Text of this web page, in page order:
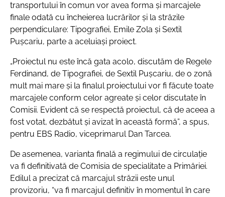
transportului în comun vor avea forma și marcajele
finale odată cu încheierea lucrărilor și la străzile
perpendiculare: Tipografiei, Emile Zola și Sextil
Pușcariu, parte a aceluiași proiect.
„Proiectul nu este încă gata acolo, discutăm de Regele
Ferdinand, de Tipografiei, de Sextil Pușcariu, de o zonă
mult mai mare și la finalul proiectului vor fi făcute toate
marcajele conform celor agreate și celor discutate în
Comisii. Evident că se respectă proiectul, că de aceea a
fost votat, dezbătut și avizat în această formă”, a spus,
pentru EBS Radio, viceprimarul Dan Tarcea.
De asemenea, varianta finală a regimului de circulație
va fi definitivată de Comisia de specialitate a Primăriei.
Edilul a precizat că marcajul străzii este unul
provizoriu, “va fi marcajul definitiv în momentul în care